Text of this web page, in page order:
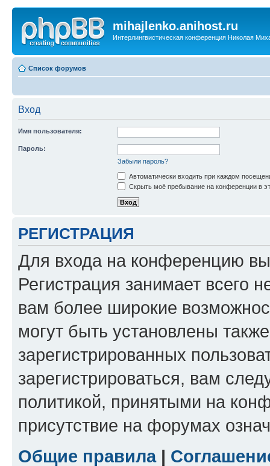
mihajlenko.anihost.ru
Интерлингвистическая конференция Николая
Список форумов
Вход
Имя пользователя:
Пароль:
Забыли пароль?
Автоматически входить при каждом
Скрыть моё пребывание на конференции в
РЕГИСТРАЦИЯ
Для входа на конференцию
Регистрация занимает всего
вам более широкие
могут быть установлены
зарегистрированных
зарегистрироваться, вам
политикой, принятыми на
присутствие на форумах
Общие правила|